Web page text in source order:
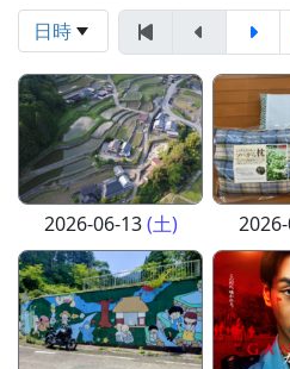
日時
2026-06-13(土)